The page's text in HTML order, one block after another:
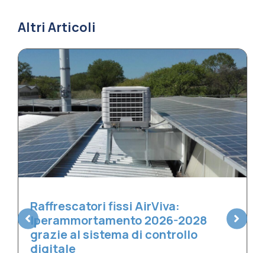
Altri Articoli
Scale mobili poco utilizzate in
estate? È il momento giusto per
pulirle a fondo